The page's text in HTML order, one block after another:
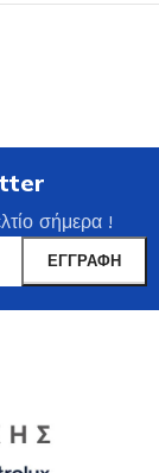
σήμερα !